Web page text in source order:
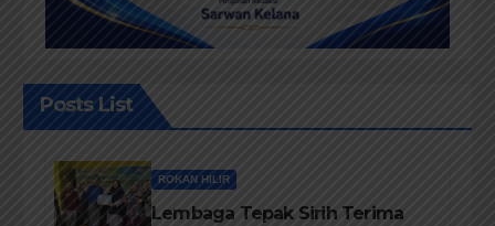
Posts List
ROKAN HILIR
Lembaga Tepak Sirih Terima